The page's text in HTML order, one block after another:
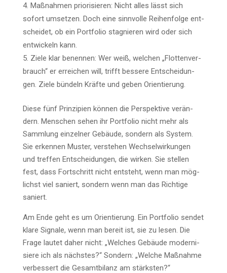
Maß­nah­men prio­ri­sie­ren: Nicht alles lässt sich
sofort umset­zen. Doch eine sinn­vol­le Rei­hen­fol­ge ent­
schei­det, ob ein Port­fo­lio sta­gnie­ren wird oder sich
ent­wi­ckeln kann.
Zie­le klar benen­nen: Wer weiß, wel­chen „Flot­ten­ver­
brauch“ er errei­chen will, trifft bes­se­re Ent­schei­dun­
gen. Zie­le bün­deln Kräf­te und geben Orientierung.
Die­se fünf Prin­zi­pi­en kön­nen die Per­spek­ti­ve ver­än­
dern. Men­schen sehen ihr Port­fo­lio nicht mehr als
Samm­lung ein­zel­ner Gebäu­de, son­dern als Sys­tem.
Sie erken­nen Mus­ter, ver­ste­hen Wech­sel­wir­kun­gen
und tref­fen Ent­schei­dun­gen, die wir­ken. Sie stel­len
fest, dass Fort­schritt nicht ent­steht, wenn man mög­
lichst viel saniert, son­dern wenn man das Rich­ti­ge
saniert.
Am Ende geht es um Ori­en­tie­rung. Ein Port­fo­lio sen­det
kla­re Signa­le, wenn man bereit ist, sie zu lesen. Die
Fra­ge lau­tet daher nicht: „Wel­ches Gebäu­de moder­ni­
sie­re ich als nächs­tes?“ Son­dern: „Wel­che Maß­nah­me
ver­bes­sert die Gesamt­bi­lanz am stärksten?“